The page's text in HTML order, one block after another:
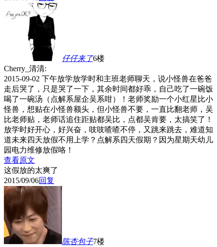
仔仔来了6楼
Cherry_清清:
2015-09-02 下午放学放学时和主班老师聊天，说小怪兽在爸爸
走后哭了，只是哭了一下，其余时间都好乖，自己吃了一碗饭
喝了一碗汤（点解系屋企吴系咁）！老师奖励一个小红星比小
怪兽，想贴在小怪兽额头，但小怪兽不要，一直比翻老师，吴
比老师贴，老师话追住距贴都吴比，点都吴肯要，太搞笑了！
放学时好开心，好兴奋，吱吱喳喳不停，又跳来跳去，难道知
道未来四天放假不用上学？点解系四天假期？因为星期天幼儿
园电力维修放假咯！
查看原文
这假放的太爽了
2015/09/06回复
陈杏包子7楼